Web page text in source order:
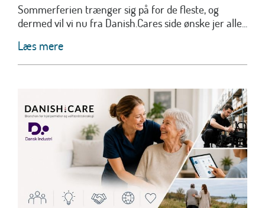
Sommerferien trænger sig på for de fleste, og
dermed vil vi nu fra Danish.Cares side ønske jer alle...
Læs mere